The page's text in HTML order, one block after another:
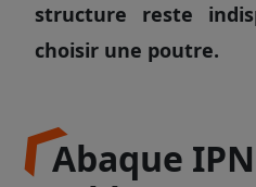
structure reste
choisir une poutre.
Abaque